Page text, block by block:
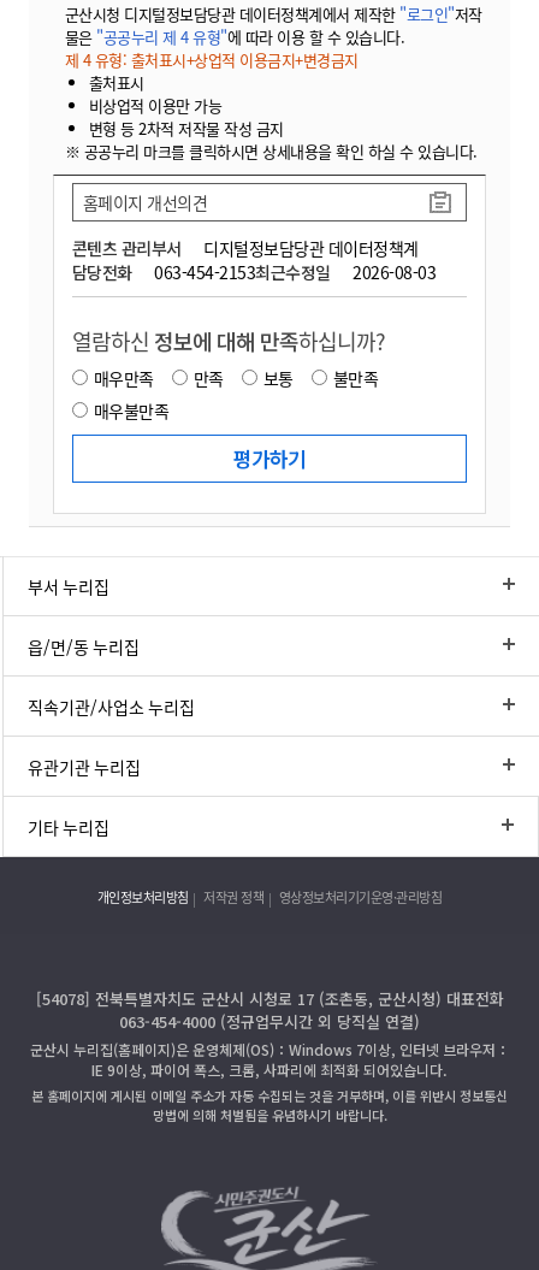
군산시청 디지털정보담당관 데이터정책계에서 제작한 "로그인"저작
물은 "공공누리 제 4 유형"에 따라 이용 할 수 있습니다.
제 4 유형: 출처표시+상업적 이용금지+변경금지
출처표시
비상업적 이용만 가능
변형 등 2차적 저작물 작성 금지
※ 공공누리 마크를 클릭하시면 상세내용을 확인 하실 수 있습니다.
콘텐츠 관리부서
디지털정보담당관 데이터정책계
담당전화
063-454-2153최근수정일 2026-08-03
홈페이지 개선의견
열람하신 정보에 대해 만족하십니까?
매우만족 만족 보통
불만족
매우불만족
부서 누리집
읍/면/동 누리집
직속기관/사업소 누리집
유관기관 누리집
기타 누리집
개인정보처리방침 저작권 정책 영상정보처리기기운영·관리방침
[54078] 전북특별자치도 군산시 시청로 17 (조촌동, 군산시청) 대표전화
063-454-4000 (정규업무시간 외 당직실 연결)
군산시 누리집(홈페이지)은 운영체제(OS)：Windows 7이상, 인터넷 브라우저：
IE 9이상, 파이어 폭스, 크롬, 사파리에 최적화 되어있습니다.
본 홈페이지에 게시된 이메일 주소가 자동 수집되는 것을 거부하며, 이를 위반시 정보통신
망법에 의해 처벌됨을 유념하시기 바랍니다.